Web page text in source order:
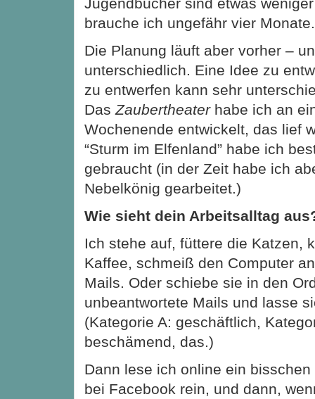
brauche ich ungefähr vier Monate.
Die Planung läuft aber vorher –
unterschiedlich. Eine Idee zu
zu entwerfen kann sehr
Das Zaubertheaterhabe ich an
Wochenende entwickelt, das lief
“Sturm im Elfenland” habe ich
gebraucht (in der Zeit habe ich
Nebelkönig gearbeitet.)
Wie sieht dein Arbeitsalltag
Ich stehe auf, füttere die Katzen,
Kaffee, schmeiß den Computer
Mails. Oder schiebe sie in den
unbeantwortete Mails und lasse
(Kategorie A: geschäftlich,
beschämend, das.)
Dann lese ich online ein
bei Facebook rein, und dann,